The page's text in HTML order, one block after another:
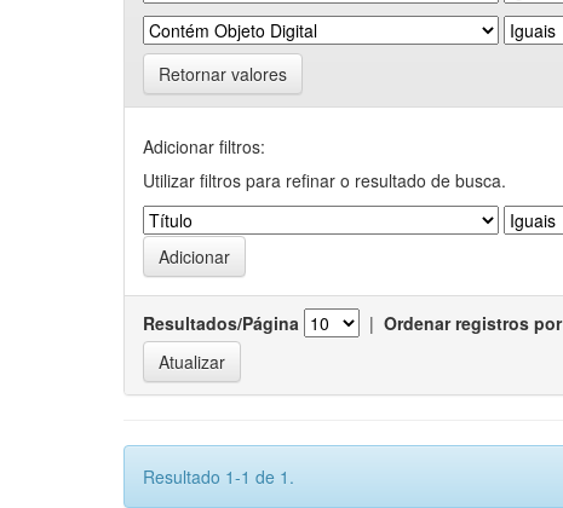
Retornar valores
Adicionar filtros:
Utilizar filtros para refinar o resultado de busca.
Resultados/Página | Ordenar registros por
Resultado 1-1 de 1.